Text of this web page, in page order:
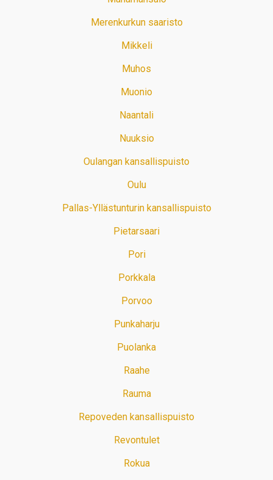
Merenkurkun saaristo
Mikkeli
Muhos
Muonio
Naantali
Nuuksio
Oulangan kansallispuisto
Oulu
Pallas-Yllästunturin kansallispuisto
Pietarsaari
Pori
Porkkala
Porvoo
Punkaharju
Puolanka
Raahe
Rauma
Repoveden kansallispuisto
Revontulet
Rokua